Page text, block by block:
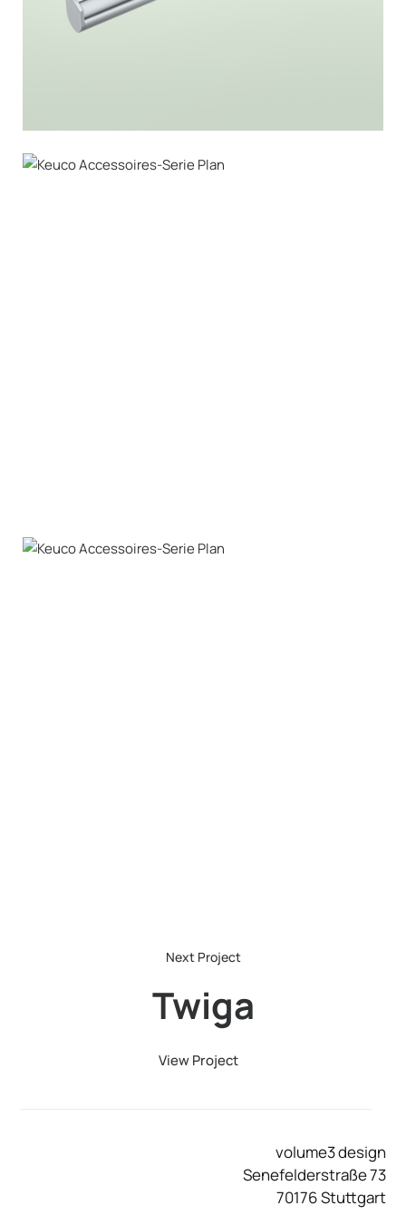
View Project
Twiga
volume3 design
Senefelderstraße 73
70176 Stuttgart